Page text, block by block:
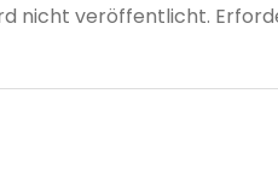
nicht veröffentlicht.